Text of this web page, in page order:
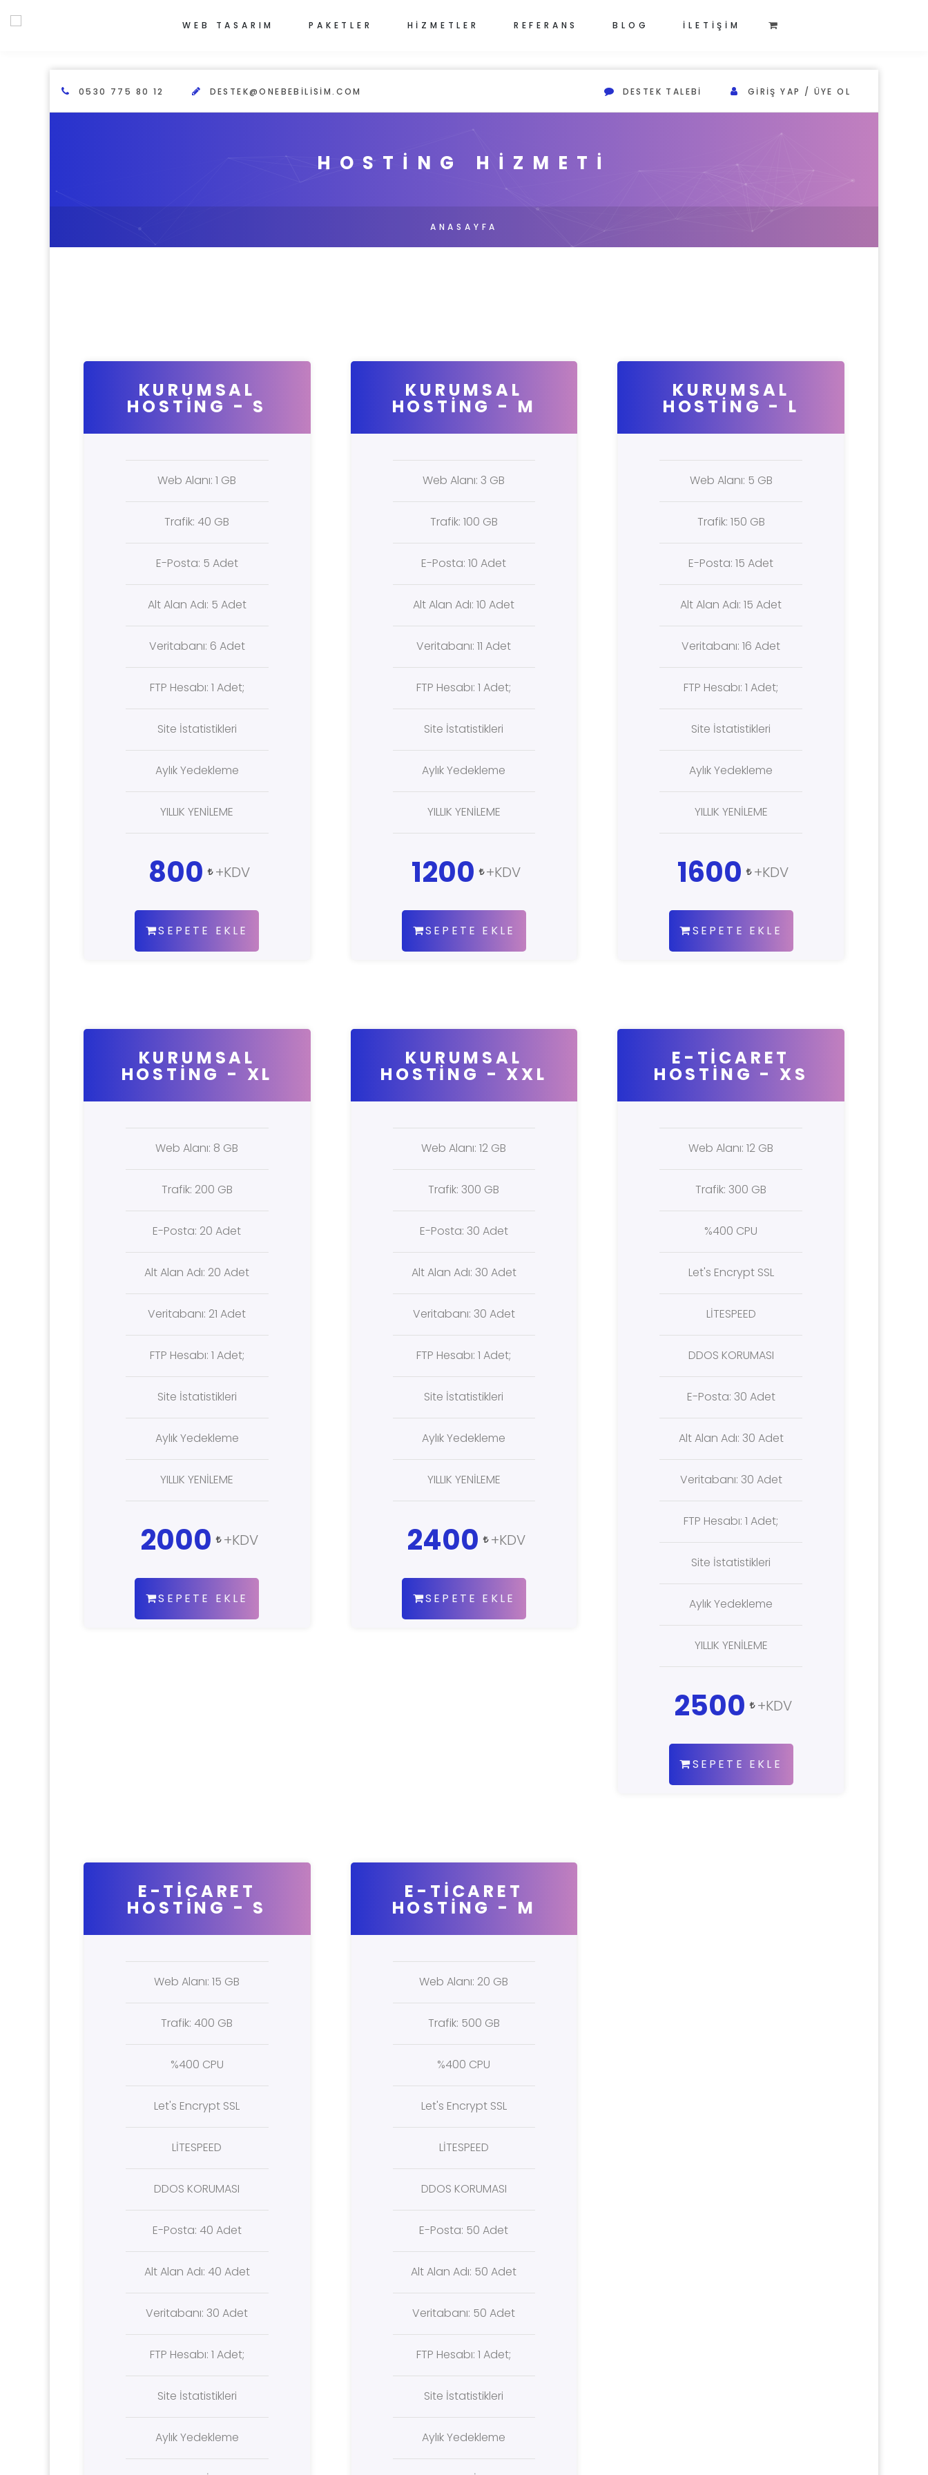
0530 775 80 12 DESTEK@ONEBEBILISIM.COM DESTEK TALEBI GIRIŞ YAP / ÜYE OL
WEB TASARIM PAKETLER HİZMETLER REFERANS BLOG İLETİŞİM
HOSTİNG HİZMETİ
ANASAYFA
KURUMSAL
HOSTING - S
Web Alanı: 1 GB
Trafik: 40 GB
E-Posta: 5 Adet
Alt Alan Adı: 5 Adet
Veritabanı: 6 Adet
FTP Hesabı: 1 Adet;
Site İstatistikleri
Aylık Yedekleme
YILLIK YENİLEME
800 +KDV
SEPETE EKLE
KURUMSAL
HOSTING - M
Web Alanı: 3 GB
Trafik: 100 GB
E-Posta: 10 Adet
Alt Alan Adı: 10 Adet
Veritabanı: 11 Adet
FTP Hesabı: 1 Adet;
Site İstatistikleri
Aylık Yedekleme
YILLIK YENİLEME
1200 +KDV
SEPETE EKLE
KURUMSAL
HOSTING - L
Web Alanı: 5 GB
Trafik: 150 GB
E-Posta: 15 Adet
Alt Alan Adı: 15 Adet
Veritabanı: 16 Adet
FTP Hesabı: 1 Adet;
Site İstatistikleri
Aylık Yedekleme
YILLIK YENİLEME
1600 +KDV
SEPETE EKLE
KURUMSAL
HOSTING - XL
Web Alanı: 8 GB
Trafik: 200 GB
E-Posta: 20 Adet
Alt Alan Adı: 20 Adet
Veritabanı: 21 Adet
FTP Hesabı: 1 Adet;
Site İstatistikleri
Aylık Yedekleme
YILLIK YENİLEME
2000 +KDV
SEPETE EKLE
KURUMSAL
HOSTING - XXL
Web Alanı: 12 GB
Trafik: 300 GB
E-Posta: 30 Adet
Alt Alan Adı: 30 Adet
Veritabanı: 30 Adet
FTP Hesabı: 1 Adet;
Site İstatistikleri
Aylık Yedekleme
YILLIK YENİLEME
2400 +KDV
SEPETE EKLE
E-TİCARET
HOSTİNG - XS
Web Alanı: 12 GB
Trafik: 300 GB
%400 CPU
Let's Encrypt SSL
LİTESPEED
DDOS KORUMASI
E-Posta: 30 Adet
Alt Alan Adı: 30 Adet
Veritabanı: 30 Adet
FTP Hesabı: 1 Adet;
Site İstatistikleri
Aylık Yedekleme
YILLIK YENİLEME
2500 +KDV
SEPETE EKLE
E-TİCARET
HOSTİNG - S
Web Alanı: 15 GB
Trafik: 400 GB
%400 CPU
Let's Encrypt SSL
LİTESPEED
DDOS KORUMASI
E-Posta: 40 Adet
Alt Alan Adı: 40 Adet
Veritabanı: 30 Adet
FTP Hesabı: 1 Adet;
Site İstatistikleri
Aylık Yedekleme
E-TİCARET
HOSTİNG - M
Web Alanı: 20 GB
Trafik: 500 GB
%400 CPU
Let's Encrypt SSL
LİTESPEED
DDOS KORUMASI
E-Posta: 50 Adet
Alt Alan Adı: 50 Adet
Veritabanı: 50 Adet
FTP Hesabı: 1 Adet;
Site İstatistikleri
Aylık Yedekleme